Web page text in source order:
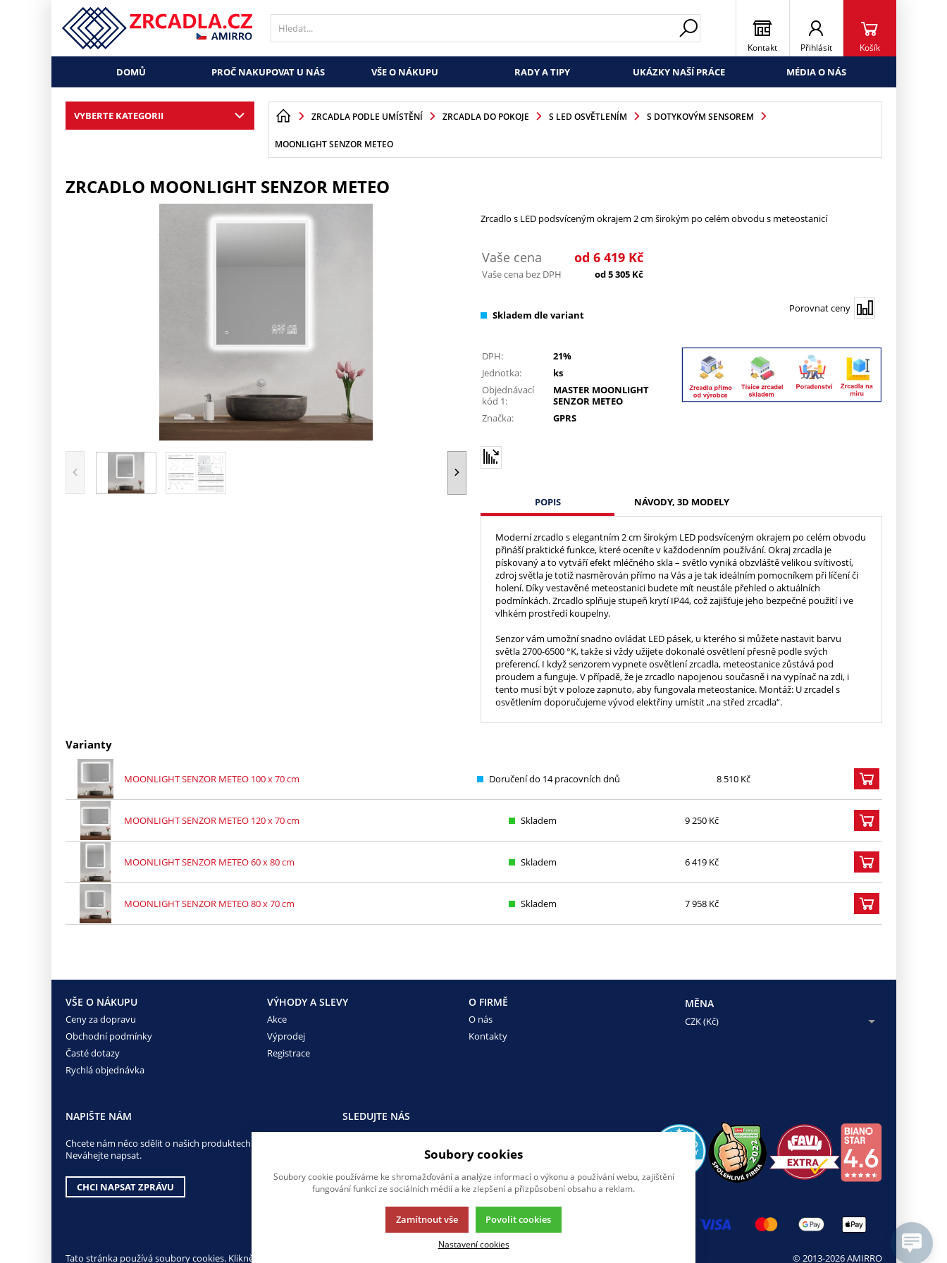
Kontakt Přihlásit Košík
DOMŮ PROČ NAKUPOVAT U NÁS VŠE O NÁKUPU RADY A TIPY UKÁZKY NAŠÍ PRÁCE MÉDIA O NÁS
VYBERTE KATEGORII ZRCADLA PODLE UMÍSTĚNÍ ZRCADLA DO POKOJE S LED OSVĚTLENÍM S DOTYKOVÝM SENSOREM
MOONLIGHT SENZOR METEO
ZRCADLO MOONLIGHT SENZOR METEO
Zrcadlo s LED podsvíceným okrajem 2 cm širokým po celém obvodu s meteostanicí
Vaše cena od 6 419 Kč
Vaše cena bez DPH od5 305 Kč
Skladem dle variant
Porovnat ceny
DPH:
21%
Jednotka:
ks
Objednávací
kód 1:
MASTER MOONLIGHT
SENZOR METEO
Značka:
GPRS
POPIS NÁVODY, 3D MODELY
Moderní zrcadlo s elegantním 2 cm širokým LED podsvíceným okrajem po celém obvodu
přináší praktické funkce, které oceníte v každodenním používání. Okraj zrcadla je
pískovaný a to vytváří efekt mléčného skla – světlo vyniká obzvláště velikou svítivostí,
zdroj světla je totiž nasměrován přímo na Vás a je tak ideálním pomocníkem při líčení či
holení. Díky vestavěné meteostanici budete mít neustále přehled o aktuálních
podmínkách. Zrcadlo splňuje stupeň krytí IP44, což zajišťuje jeho bezpečné použití i ve
vlhkém prostředí koupelny.
Senzor vám umožní snadno ovládat LED pásek, u kterého si můžete nastavit barvu
světla 2700-6500 °K, takže si vždy užijete dokonalé osvětlení přesně podle svých
preferencí. I když senzorem vypnete osvětlení zrcadla, meteostanice zůstává pod
proudem a funguje. V případě, že je zrcadlo napojenou současně i na vypínač na zdi, i
tento musí být v poloze zapnuto, aby fungovala meteostanice. Montáž: U zrcadel s
osvětlením doporučujeme vývod elektřiny umístit „na střed zrcadla“.
Varianty
MOONLIGHT SENZOR METEO 100 x 70 cm Doručení do 14 pracovních dnů 8 510 Kč
MOONLIGHT SENZOR METEO 120 x 70 cm Skladem 9 250 Kč
MOONLIGHT SENZOR METEO 60 x 80 cm Skladem 6 419 Kč
MOONLIGHT SENZOR METEO 80 x 70 cm Skladem 7 958 Kč
VŠE O NÁKUPU
Ceny za dopravu
Obchodní podmínky
Časté dotazy
Rychlá objednávka
VÝHODY A SLEVY
Akce
Výprodej
Registrace
O FIRMĚ
O nás
Kontakty
MĚNA
CZK (Kč)
NAPIŠTE NÁM
Chcete nám něco sdělit o našich produktech nebo e-shopu?
Neváhejte napsat.
CHCI NAPSAT ZPRÁVU
SLEDUJTE NÁS
Tato stránka používá soubory cookies. Klikněte pro více informací. © 2013-2026 AMIRRO
Soubory cookies
Soubory cookie používáme ke shromažďování a analýze informací o výkonu a používání webu, zajištění
fungování funkcí ze sociálních médií a ke zlepšení a přizpůsobení obsahu a reklam.
Zamítnout vše Povolit cookies
Nastavení cookies